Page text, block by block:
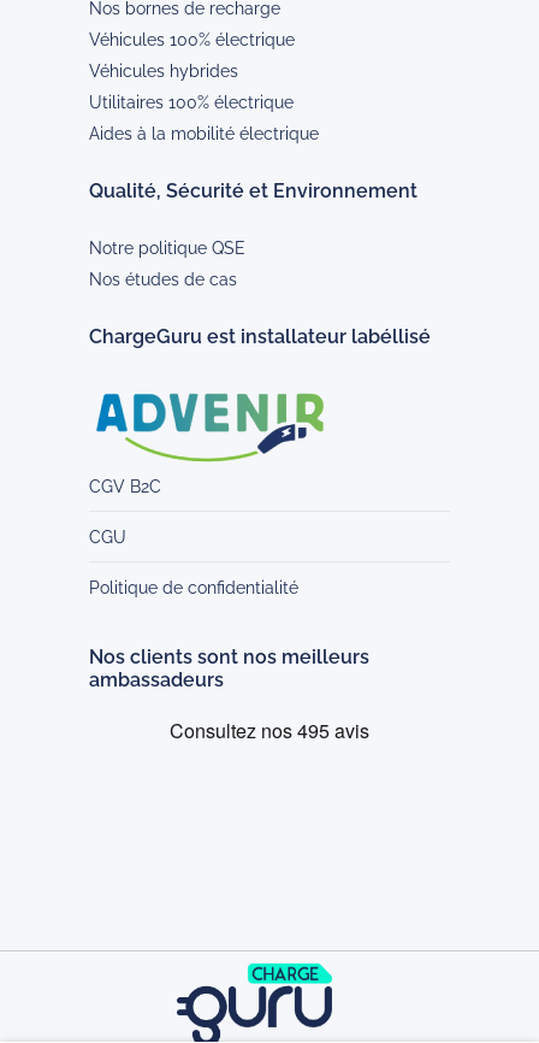
Nos bornes de recharge
Véhicules 100% électrique
Véhicules hybrides
Utilitaires 100% électrique
Aides à la mobilité électrique
Qualité, Sécurité et Environnement
Notre politique QSE
Nos études de cas
ChargeGuru est installateur labéllisé
CGV B2C
CGU
Politique de confidentialité
Nos clients sont nos meilleurs
ambassadeurs